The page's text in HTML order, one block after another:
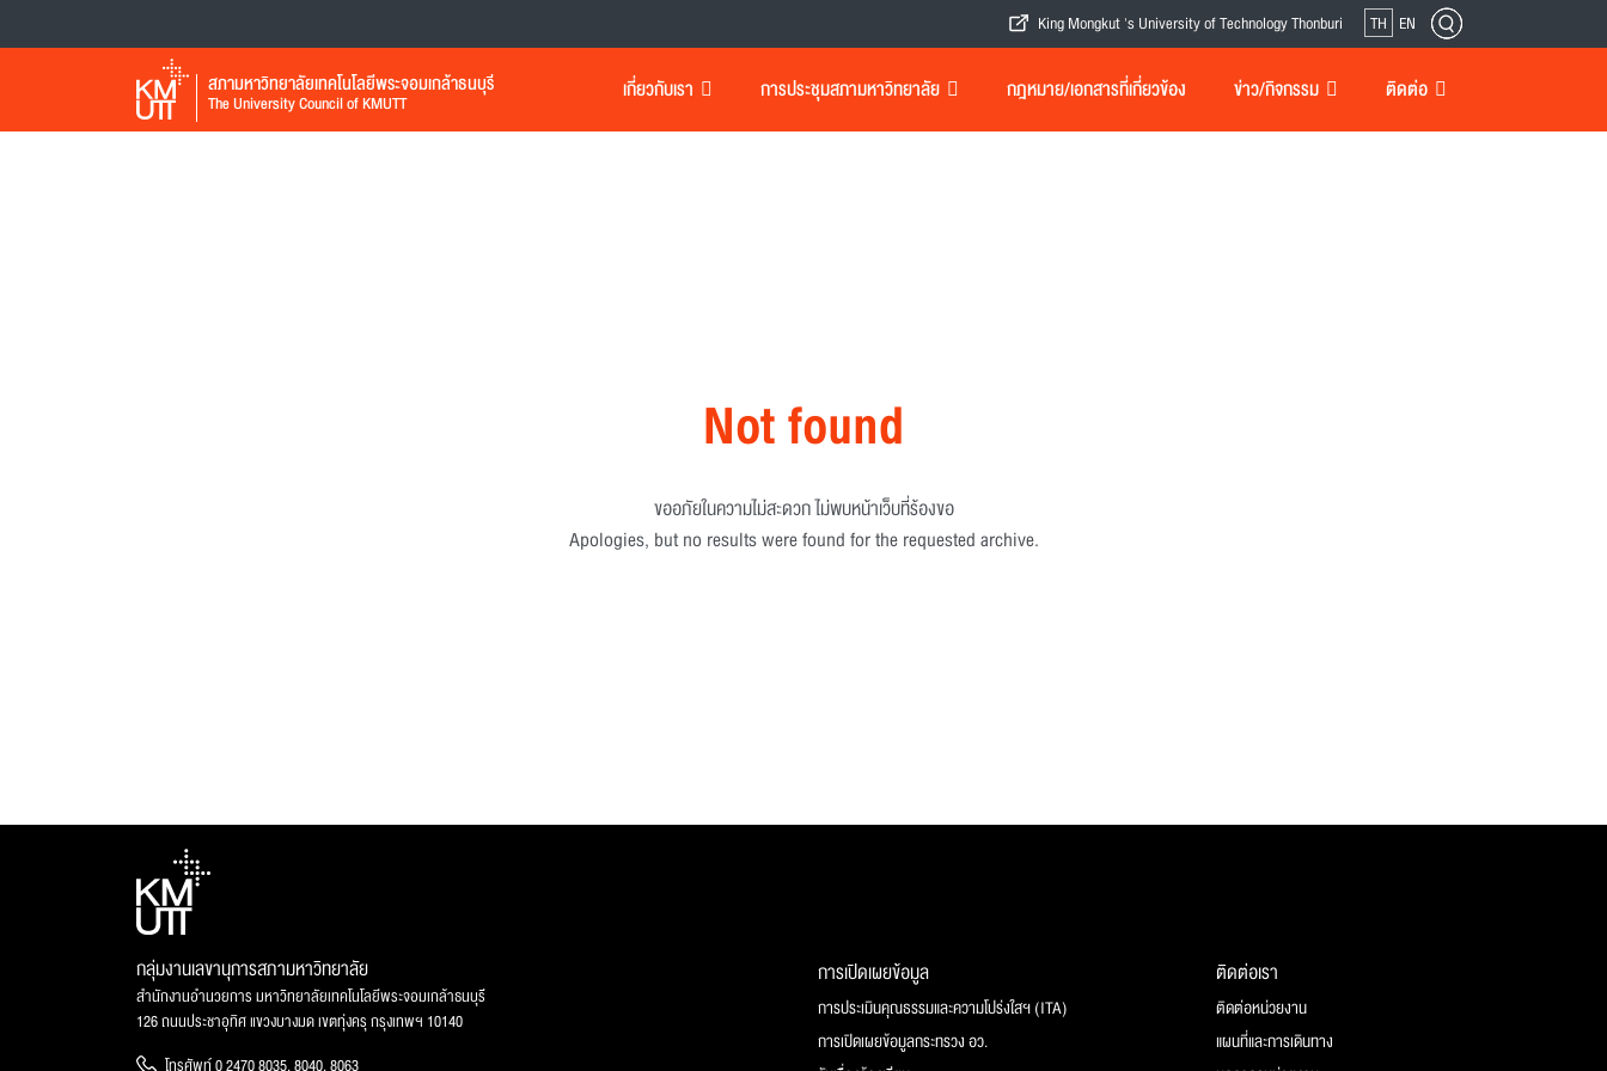
King Mongkut 's University of Technology Thonburi TH EN
สภามหาวิทยาลัยเทคโนโลยีพระจอมเกล้าธนบุรี
The University Council of KMUTT เกี่ยวกับเรา การประชุมสภามหาวิทยาลัย กฎหมาย/เอกสารที่เกี่ยวข้อง ข่าว/กิจกรรม ติดต่อ
Not found
ขออภัยในความไม่สะดวก ไม่พบหน้าเว็บที่ร้องขอ
Apologies, but no results were found for the requested archive.
กลุ่มงานเลขานุการสภามหาวิทยาลัย
สำนักงานอำนวยการ มหาวิทยาลัยเทคโนโลยีพระจอมเกล้าธนบุรี
126 ถนนประชาอุทิศ แขวงบางมด เขตทุ่งครุ กรุงเทพฯ 10140
การเปิดเผยข้อมูล
การประเมินคุณธรรมและความโปร่งใสฯ (ITA)
การเปิดเผยข้อมูลกระทรวง อว.
ติดต่อเรา
ติดต่อหน่วยงาน
แผนที่และการเดินทาง